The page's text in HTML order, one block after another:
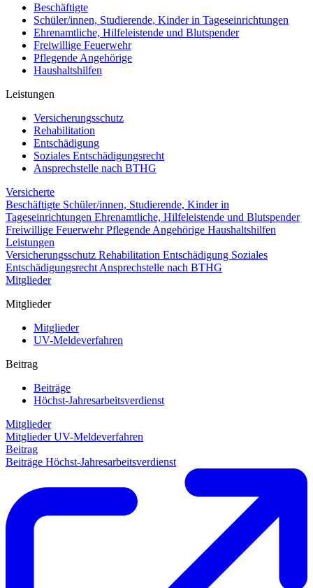
Beschäftigte
Schüler/innen, Studierende, Kinder in Tageseinrichtungen
Ehrenamtliche, Hilfeleistende und Blutspender
Freiwillige Feuerwehr
Pflegende Angehörige
Haushaltshilfen
Leistungen
Versicherungsschutz
Rehabilitation
Entschädigung
Soziales Entschädigungsrecht
Ansprechstelle nach BTHG
Versicherte
Beschäftigte Schüler/innen, Studierende, Kinder in
Tageseinrichtungen Ehrenamtliche, Hilfeleistende und Blutspender
Freiwillige FeuerwehrPflegende Angehörige Haushaltshilfen
Leistungen
Versicherungsschutz Rehabilitation Entschädigung Soziales
Entschädigungsrecht Ansprechstelle nach BTHG
Mitglieder
Mitglieder
Mitglieder
UV-Meldeverfahren
Beitrag
Beiträge
Höchst-Jahresarbeitsverdienst
Mitglieder
MitgliederUV-Meldeverfahren
Beitrag
Beiträge Höchst-Jahresarbeitsverdienst